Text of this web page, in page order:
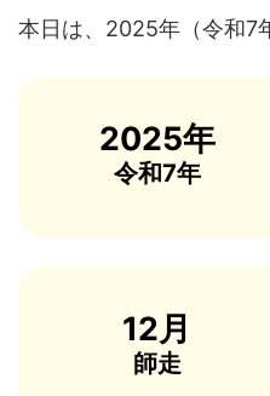
本日は、2025年（令和7
2025年
令和7年
12月
師走